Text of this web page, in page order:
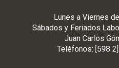
Lunes a Viernes
Sábados y Feriados
Juan Carlos
Teléfonos: [598